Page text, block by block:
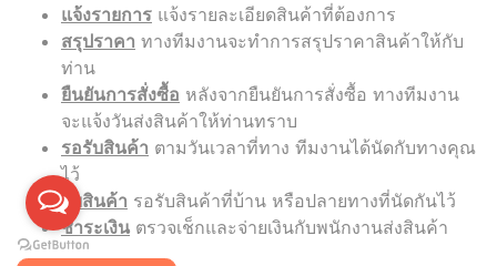
แจ้งรายการ แจ้งรายละเอียดสินค้าที่ต้องการ
สรุปราคา ทางทีมงานจะทำการสรุปราคาสินค้าให้กับ
ท่าน
ยืนยันการสั่งซื้อ หลังจากยืนยันการสั่งซื้อ ทางทีมงาน
จะแจ้งวันส่งสินค้าให้ท่านทราบ
รอรับสินค้า ตามวันเวลาที่ทาง ทีมงานได้นัดกับทางคุณ
ไว้
รับสินค้า รอรับสินค้าที่บ้าน หรือปลายทางที่นัดกันไว้
ชำระเงิน ตรวจเช็กและจ่ายเงินกับพนักงานส่งสินค้า